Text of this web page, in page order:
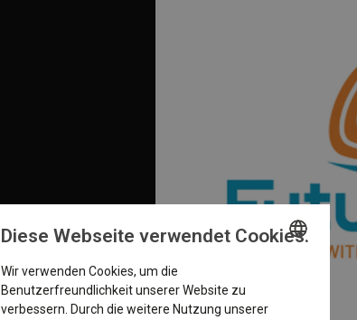
GERMAN
Diese Webseite verwendet Cookies.
Wir verwenden Cookies, um die
Benutzerfreundlichkeit unserer Website zu
verbessern. Durch die weitere Nutzung unserer